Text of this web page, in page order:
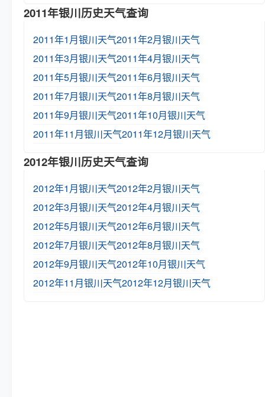
2011年银川历史天气查询
2011年1月银川天气2011年2月银川天气
2011年3月银川天气2011年4月银川天气
2011年5月银川天气2011年6月银川天气
2011年7月银川天气2011年8月银川天气
2011年9月银川天气2011年10月银川天气
2011年11月银川天气2011年12月银川天气
2012年银川历史天气查询
2012年1月银川天气2012年2月银川天气
2012年3月银川天气2012年4月银川天气
2012年5月银川天气2012年6月银川天气
2012年7月银川天气2012年8月银川天气
2012年9月银川天气2012年10月银川天气
2012年11月银川天气2012年12月银川天气